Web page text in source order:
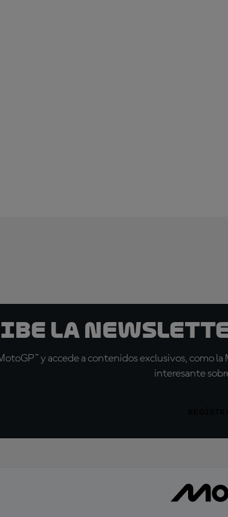
la
y accede a contenidos exclusivos, como
interesante